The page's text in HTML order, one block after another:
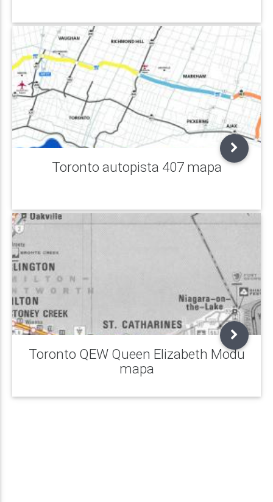
Toronto autopista 407 mapa
Toronto QEW Queen Elizabeth Modu
mapa